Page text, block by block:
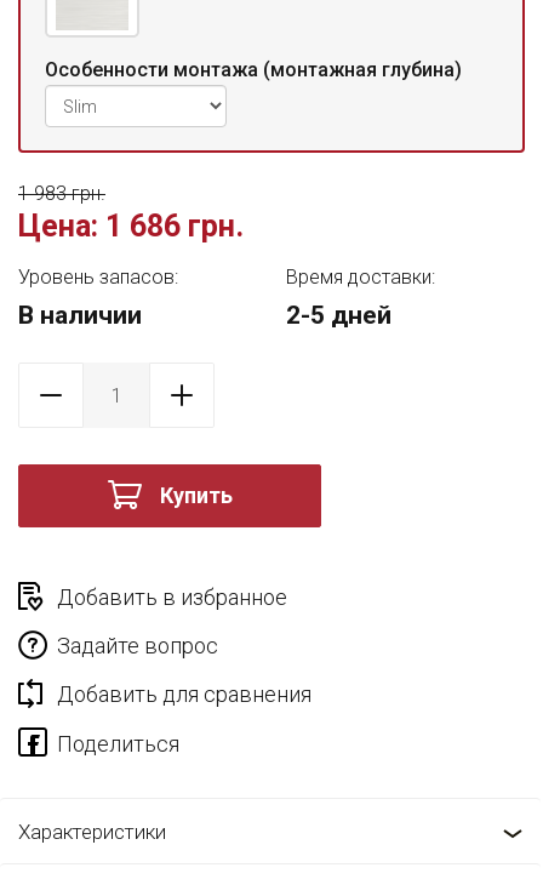
Особенности монтажа (монтажная глубина)
Цена: 1 686 грн.
1 983 грн.
Уровень запасов:
В наличии
Время доставки:
2-5 дней
Купить
Добавить в избранное
Задайте вопрос
Добавить для сравнения
Характеристики